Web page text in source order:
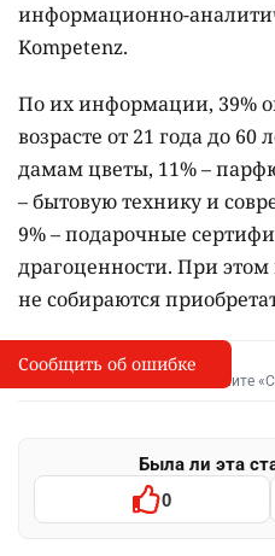
информационно-
Kompetenz.
По их информации, 39%
возрасте от 21 года до
дамам цветы, 11% –
– бытовую технику и
9% – подарочные
драгоценности. При
не собираются
I
Сообщить об опечатке
Выделите фрагмент и нажмите
Была ли эта
0
Сообщить об ошибке